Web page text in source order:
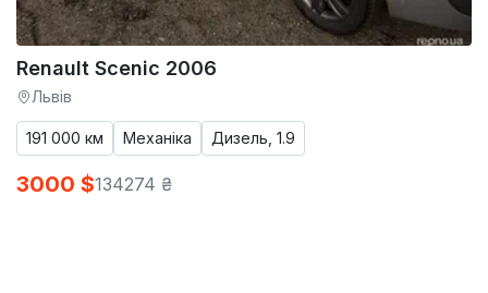
Renault Scenic 2006
Львів
191 000 км Механіка Дизель, 1.9
3000 $134274 ₴